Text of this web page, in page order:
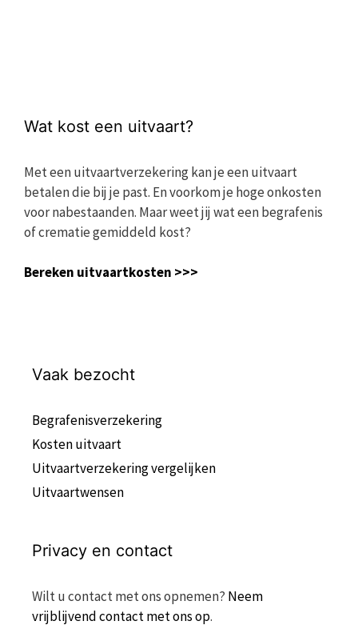
Wat kost een uitvaart?
Met een uitvaartverzekering kan je een uitvaart
betalen die bij je past. En voorkom je hoge onkosten
voor nabestaanden. Maar weet jij wat een begrafenis
of crematie gemiddeld kost?
Bereken uitvaartkosten >>>
Vaak bezocht
Begrafenisverzekering
Kosten uitvaart
Uitvaartverzekering vergelijken
Uitvaartwensen
Privacy en contact
Wilt u contact met ons opnemen? Neem
vrijblijvend contact met ons op.